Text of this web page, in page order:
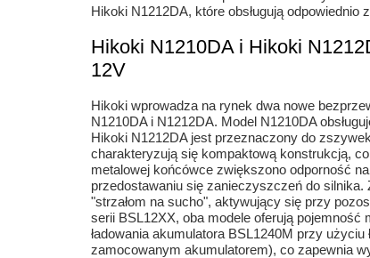
Hikoki N1212DA, które obsługują
Hikoki N1210DA i Hikoki
12V
Hikoki wprowadza na rynek dwa nowe
N1210DA i N1212DA. Model N1210DA
Hikoki N1212DA jest przeznaczony do
charakteryzują się kompaktową konstrukcją,
metalowej końcówce zwiększono odporność
przedostawaniu się zanieczyszczeń do
"strzałom na sucho", aktywujący się przy
serii BSL12XX, oba modele oferują
ładowania akumulatora BSL1240M przy
zamocowanym akumulatorem), co zapewnia